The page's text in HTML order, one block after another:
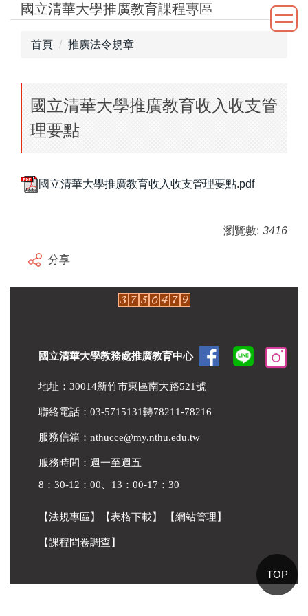
國立清華大學推廣教育課程專區
首頁 推廣法令規章
國立清華大學推廣教育收入收支管
理要點
國立清華大學推廣教育收入收支管理要點.pdf
瀏覽數: 3416
分享
國立清華大學教務處推廣教育中心
地址：30014新竹市東區南大路521號
聯絡電話：03-5715131轉78211-78216
服務信箱： nthucce@my.nthu.edu.tw
服務時間：週一至週五
8：30-12：00、13：00-17：30
【法規專區】 【表格下載】 【網站管理】
【課程問卷調查】
TOP